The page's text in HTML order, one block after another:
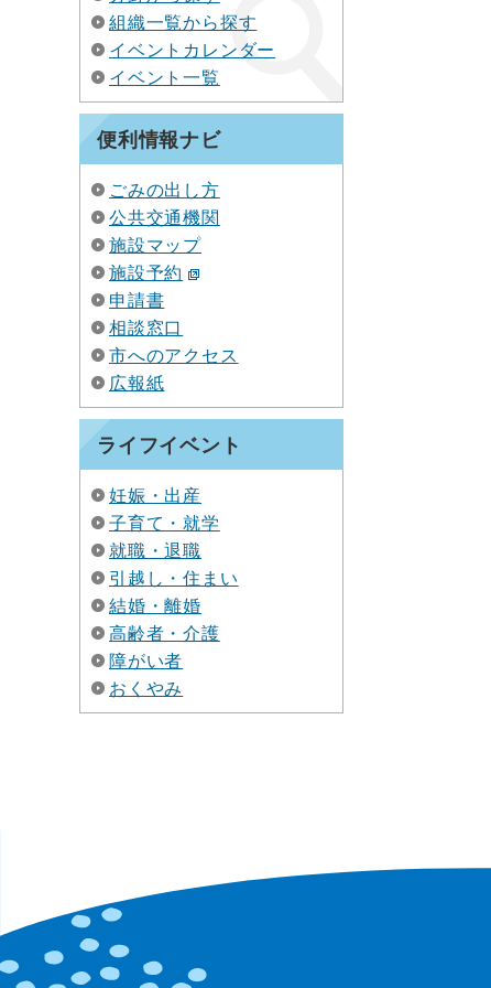
組織一覧から探す
イベントカレンダー
イベント一覧
便利情報ナビ
ごみの出し方
公共交通機関
施設マップ
施設予約
申請書
相談窓口
市へのアクセス
広報紙
ライフイベント
妊娠・出産
子育て・就学
就職・退職
引越し・住まい
結婚・離婚
高齢者・介護
障がい者
おくやみ